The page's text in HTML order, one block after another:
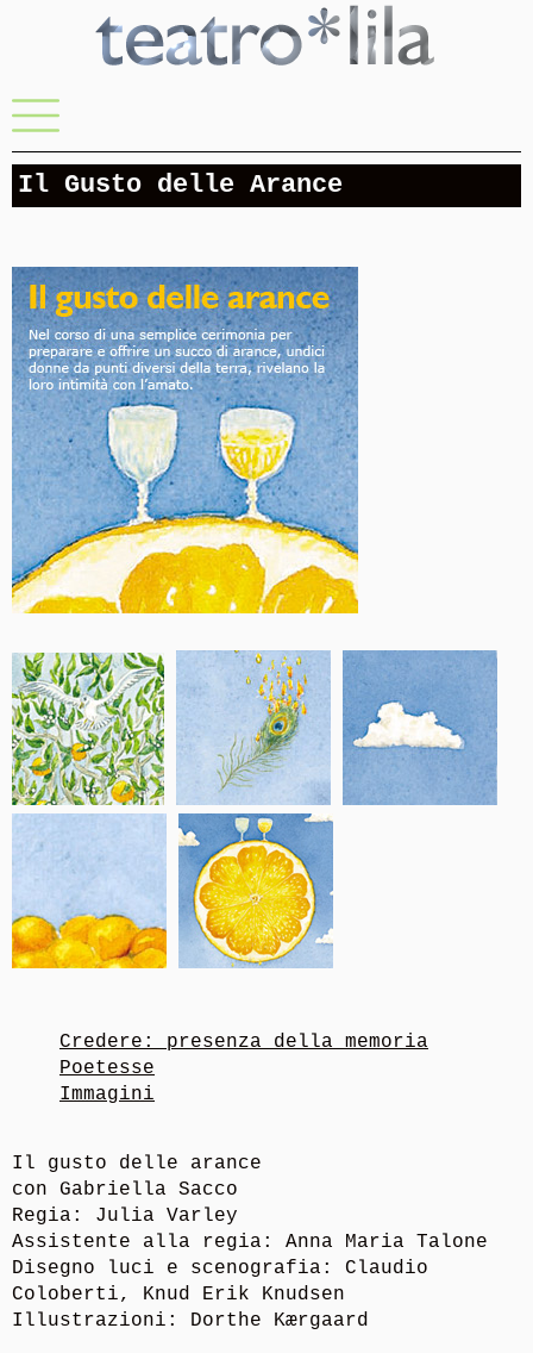
Menu
Il Gusto delle Arance
Credere: presenza della memoria
Poetesse
Immagini
Il gusto delle arance
con Gabriella Sacco
Regia: Julia Varley
Assistente alla regia: Anna Maria Talone
Disegno luci e scenografia: Claudio
Coloberti, Knud Erik Knudsen
Illustrazioni: Dorthe Kærgaard